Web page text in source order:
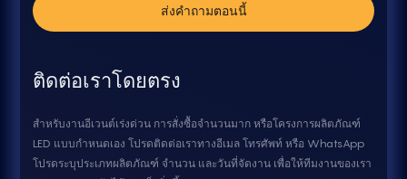
ส่งคำถามตอนนี้
ติดต่อเราโดยตรง
สำหรับงานอีเวนต์เร่งด่วน การสั่งซื้อจำนวนมาก หรือโครงการผลิตภัณฑ์
LED แบบกำหนดเอง โปรดติดต่อเราทางอีเมล โทรศัพท์ หรือ WhatsApp
โปรดระบุประเภทผลิตภัณฑ์ จำนวน และวันที่จัดงาน เพื่อให้ทีมงานของเรา